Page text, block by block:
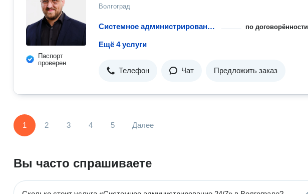
Паспорт
проверен
Волгоград
Системное администрирование 24/7 по договорённости
Ещё 4 услуги
Телефон Чат Предложить заказ
1 2 3 4 5 Далее
Вы часто спрашиваете